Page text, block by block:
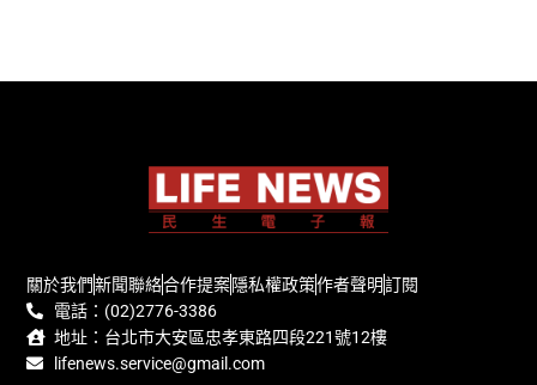
關於我們新聞聯絡合作提案隱私權政策作者聲明訂閱
電話：(02)2776-3386
地址：台北市大安區忠孝東路四段221號12樓
lifenews.service@gmail.com